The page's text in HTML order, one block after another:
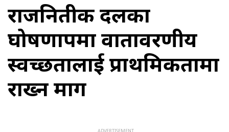
राजनितीक दलका
घोषणापत्रमा वातावरणीय
स्वच्छतालाई प्राथमिकतामा
राख्न माग